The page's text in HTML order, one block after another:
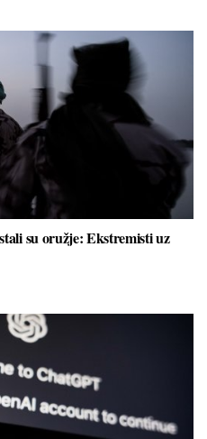
su oružje: Ekstremisti uz